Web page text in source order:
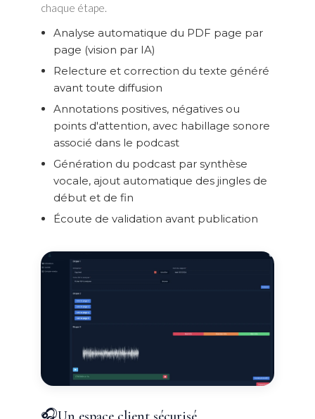
chaque étape.
Analyse automatique du PDF page par
page (vision par IA)
Relecture et correction du texte généré
avant toute diffusion
Annotations positives, négatives ou
points d'attention, avec habillage sonore
associé dans le podcast
Génération du podcast par synthèse
vocale, ajout automatique des jingles de
début et de fin
Écoute de validation avant publication